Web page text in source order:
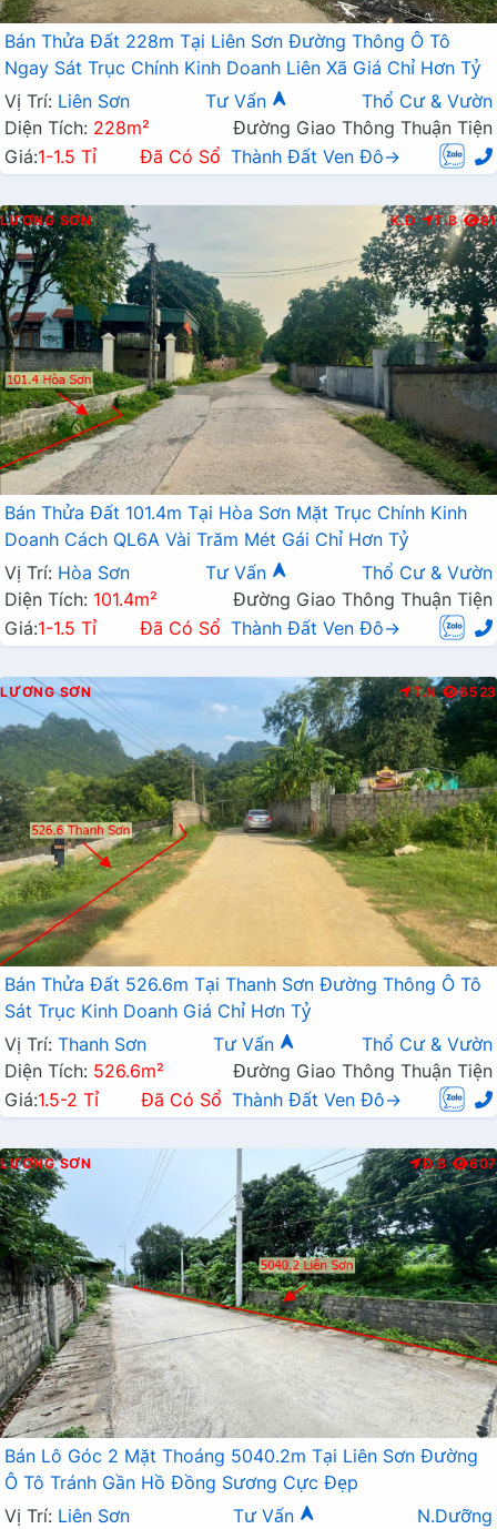
Bán Thửa Đất 228m Tại Liên Sơn Đường Thông Ô Tô
Ngay Sát Trục Chính Kinh Doanh Liên Xã Giá Chỉ Hơn Tỷ
Vị Trí: Liên Sơn Tư Vấn
Thổ Cư & Vườn
Diện Tích: 228m²
Đường Giao Thông Thuận Tiện
Giá:1-1.5 Tỉ Đã Có Sổ Thành Đất Ven Đô→
LƯƠNG SƠN K.D T.B 81
Bán Thửa Đất 101.4m Tại Hòa Sơn Mặt Trục Chính Kinh
Doanh Cách QL6A Vài Trăm Mét Gái Chỉ Hơn Tỷ
Vị Trí: Hòa Sơn Tư Vấn
Thổ Cư & Vườn
Diện Tích: 101.4m²
Đường Giao Thông Thuận Tiện
Giá:1-1.5 Tỉ Đã Có Sổ Thành Đất Ven Đô→
LƯƠNG SƠN T.N 6523
Bán Thửa Đất 526.6m Tại Thanh Sơn Đường Thông Ô Tô
Sát Trục Kinh Doanh Giá Chỉ Hơn Tỷ
Vị Trí: Thanh Sơn Tư Vấn
Thổ Cư & Vườn
Diện Tích: 526.6m²
Đường Giao Thông Thuận Tiện
Giá:1.5-2 Tỉ Đã Có Sổ Thành Đất Ven Đô→
LƯƠNG SƠN Đ.B 607
Bán Lô Góc 2 Mặt Thoáng 5040.2m Tại Liên Sơn Đường
Ô Tô Tránh Gần Hồ Đồng Sương Cực Đẹp
Vị Trí: Liên Sơn Tư Vấn
N.Dưỡng